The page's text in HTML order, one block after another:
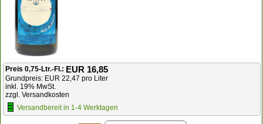
Preis 0,75-Ltr.-Fl.: EUR 16,85
Grundpreis: EUR 22,47 pro Liter
inkl. 19% MwSt.
zzgl. Versandkosten
Versandbereit in 1-4 Werktagen